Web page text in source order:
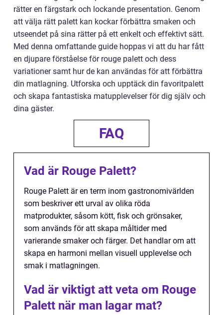
rätter en färgstark och lockande presentation. Genom
att välja rätt palett kan kockar förbättra smaken och
utseendet på sina rätter på ett enkelt och effektivt sätt.
Med denna omfattande guide hoppas vi att du har fått
en djupare förståelse för rouge palett och dess
variationer samt hur de kan användas för att förbättra
din matlagning. Utforska och upptäck din favoritpalett
och skapa fantastiska matupplevelser för dig själv och
dina gäster.
FAQ
Vad är Rouge Palett?
Rouge Palett är en term inom gastronomivärlden
som beskriver ett urval av olika röda
matprodukter, såsom kött, fisk och grönsaker,
som används för att skapa måltider med
varierande smaker och färger. Det handlar om att
skapa en harmoni mellan visuell upplevelse och
smak i matlagningen.
Vad är viktigt att veta om Rouge
Palett när man lagar mat?